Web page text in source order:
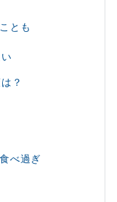
とも
？
べ過ぎ